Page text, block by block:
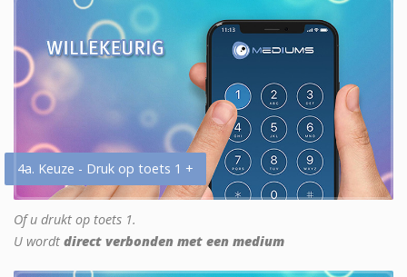
4a. Keuze - Druk op toets 1 +
Of u drukt op toets 1.
U wordt direct verbonden met een medium